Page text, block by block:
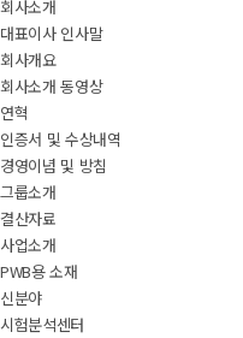
회사소개
대표이사 인사말
회사개요
회사소개 동영상
연혁
인증서 및 수상내역
경영이념 및 방침
그룹소개
결산자료
사업소개
PWB용 소재
신분야
시험분석센터